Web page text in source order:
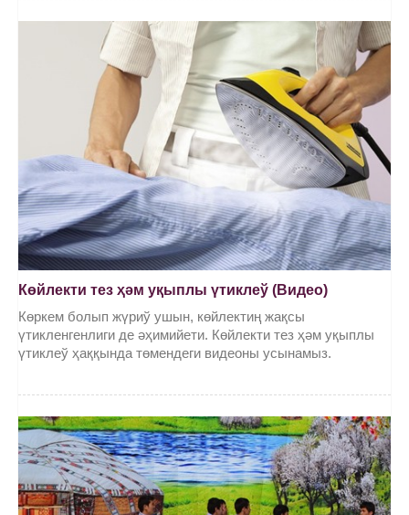
Көйлекти тез ҳәм уқыплы үтиклеў (Видео)
Көркем болып жүриў ушын, көйлектиң жақсы
үтикленгенлиги де әҳимийети. Көйлекти тез ҳәм уқыплы
үтиклеў ҳаққында төмендеги видеоны усынамыз.